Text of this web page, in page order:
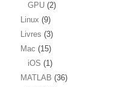
GPU (2)
Linux (9)
Livres (3)
Mac (15)
iOS (1)
MATLAB (36)